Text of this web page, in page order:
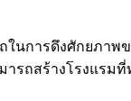
นการดึงศักยภาพ
ารถสร้างโรงแรม